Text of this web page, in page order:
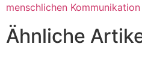
menschlichen Kommunikation
Ähnliche